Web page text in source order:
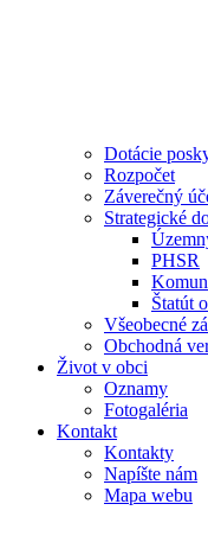
Dotácie
Rozpočet
Záverečný
Strategické
PHSR
Štatút
Všeobecné
Obchodná
Život v obci
Oznamy
Fotogaléria
Kontakt
Kontakty
Napíšte nám
Mapa webu